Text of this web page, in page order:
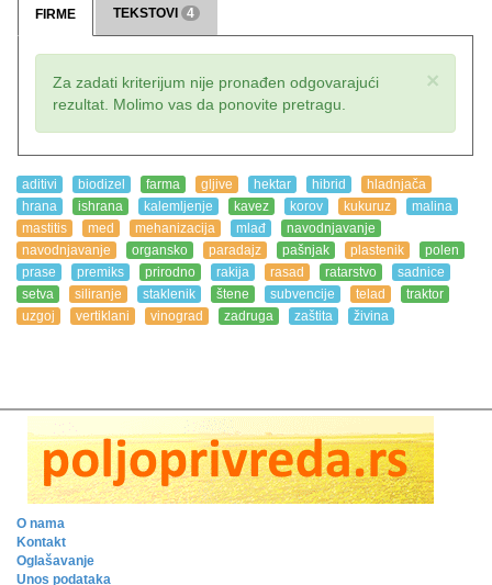
FIRME TEKSTOVI 4
×
Za zadati kriterijum nije pronađen odgovarajući
rezultat. Molimo vas da ponovite pretragu.
aditivi biodizel farma gljive hektar hibrid
hladnjača
hrana
ishrana kalemljenje kavez korov kukuruz
malina
mastitis
med mehanizacija mlađ
navodnjavanje
navodnjavanje
organsko paradajz pašnjak plastenik
polen
prase
premiks prirodno rakija rasad ratarstvo
sadnice
setva
siliranje staklenik štene subvencije telad
traktor
uzgoj
vertiklani vinograd zadruga zaštita živina
O nama
Kontakt
Oglašavanje
Unos podataka